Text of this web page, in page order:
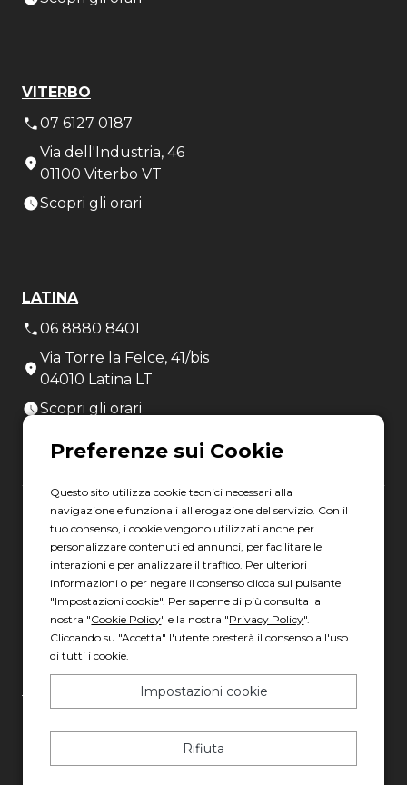
VITERBO
07 6127 0187
Via dell'Industria, 46
01100 Viterbo VT
Scopri gli orari
LATINA
06 8880 8401
Via Torre la Felce, 41/bis
04010 Latina LT
Scopri gli orari
Gruppo Italia Vendita Auto Spa a socio unico
Piazza della Radio, 35 - 00146 Roma
C.F. e P.IVA: 13007321006
PEC: italiavenditauto@legalmail.it
Capitale sociale: 2.300.000,00 I.V.
Cookie policy
Made with 💚 byAD HOC
Questo sito utilizza cookie tecnici necessari alla
navigazione e funzionali all'erogazione del servizio. Con il
tuo consenso, i cookie vengono utilizzati anche per
personalizzare contenuti ed annunci, per facilitare le
interazioni e per analizzare il traffico. Per ulteriori
informazioni o per negare il consenso clicca sul pulsante
"Impostazioni cookie". Per saperne di più consulta la
nostra "Cookie Policy" e la nostra "Privacy Policy".
Cliccando su "Accetta" l'utente presterà il consenso all'uso
di tutti i cookie.
Impostazioni cookie
Rifiuta